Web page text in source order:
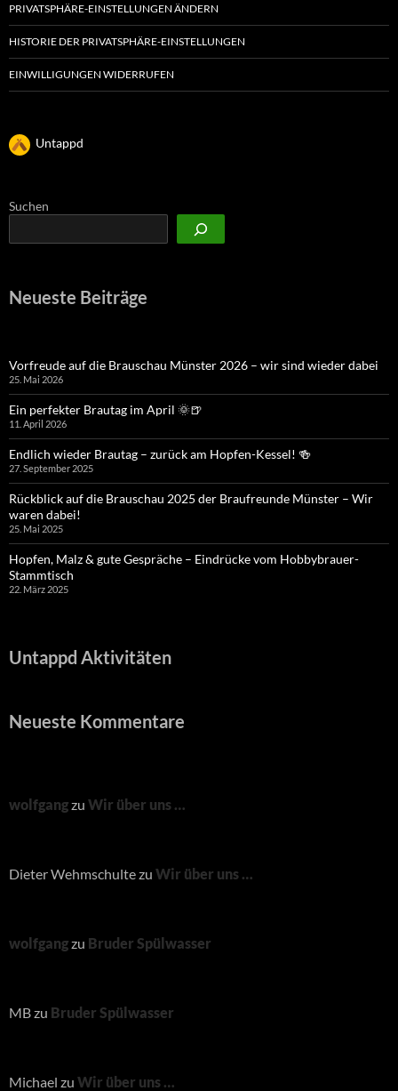
PRIVATSPHÄRE-EINSTELLUNGEN ÄNDERN
HISTORIE DER PRIVATSPHÄRE-EINSTELLUNGEN
EINWILLIGUNGEN WIDERRUFEN
Untappd
Suchen
Neueste Beiträge
Vorfreude auf die Brauschau Münster 2026 – wir sind wieder dabei
25. Mai 2026
Ein perfekter Brautag im April 🌞🍺
11. April 2026
Endlich wieder Brautag – zurück am Hopfen-Kessel! 🍻
27. September 2025
Rückblick auf die Brauschau 2025 der Braufreunde Münster – Wir
waren dabei!
25. Mai 2025
Hopfen, Malz & gute Gespräche – Eindrücke vom Hobbybrauer-
Stammtisch
22. März 2025
Untappd Aktivitäten
Neueste Kommentare
wolfgangzu Wir über uns …
Dieter Wehmschultezu Wir über uns …
wolfgangzu Bruder Spülwasser
MBzu Bruder Spülwasser
Michael zu Wir über uns …